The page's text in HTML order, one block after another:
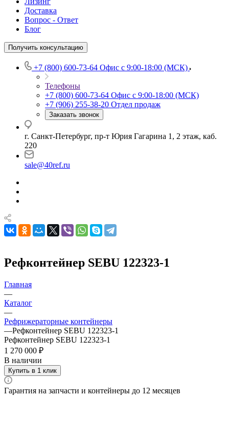
Доставка
Вопрос - Ответ
Блог
Получить консультацию
+7 (800) 600-73-64 Офис с 9:00-18:00 (МСК)
Телефоны
+7 (800) 600-73-64 Офис с 9:00-18:00 (МСК)
+7 (906) 255-38-20 Отдел продаж
Заказать звонок
г. Санкт-Петербург, пр-т Юрия Гагарина 1, 2 этаж, каб.
220
sale@40ref.ru
Рефконтейнер SEBU 122323-1
Главная
—
Каталог
—
Рефрижераторные контейнеры
—Рефконтейнер SEBU 122323-1
Рефконтейнер SEBU 122323-1
1 270 000 ₽
В наличии
Купить в 1 клик
Гарантия на запчасти и контейнеры до 12 месяцев